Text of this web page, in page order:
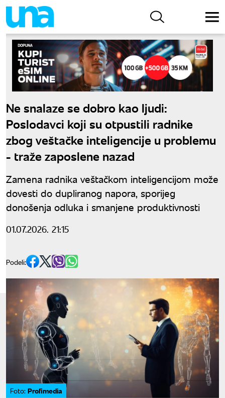
Ne snalaze se dobro kao ljudi:
Poslodavci koji su otpustili radnike
zbog veštačke inteligencije u problemu
- traže zaposlene nazad
Zamena radnika veštačkom inteligencijom može
dovesti do dupliranog napora, sporijeg
donošenja odluka i smanjene produktivnosti
01.07.2026. 21:15
Podeli:
Foto: Profimedia